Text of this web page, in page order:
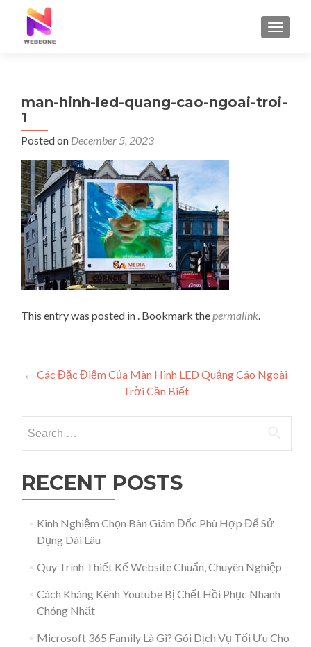
man-hinh-led-quang-cao-ngoai-troi-
1
Posted on December 5, 2023
This entry was posted in . Bookmark thepermalink.
Post navigation
← Các Đặc Điểm Của Màn Hình LED Quảng Cáo Ngoài
Trời Cần Biết
RECENT POSTS
Kinh Nghiệm Chọn Bàn Giám Đốc Phù Hợp Để Sử
Dụng Dài Lâu
Quy Trình Thiết Kế Website Chuẩn, Chuyên Nghiệp
Cách Kháng Kênh Youtube Bị Chết Hồi Phục Nhanh
Chóng Nhất
Microsoft 365 Family Là Gì? Gói Dịch Vụ Tối Ưu Cho